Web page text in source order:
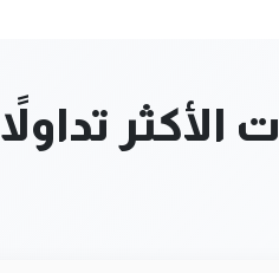
تداولاً